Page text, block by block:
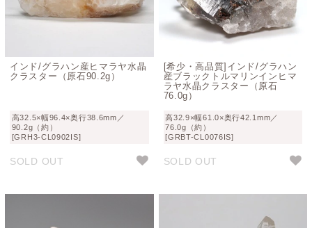
インド/グラハン産ヒマラヤ水晶
クラスター（原石90.2g）
高32.5×幅96.4×奥行38.6mm／
90.2g（約）
[GRH3-CL0902IS]
SOLD OUT
[希少・高品質]インド/グラハン
産ブラックトルマリンインヒマ
ラヤ水晶クラスター（原石
76.0g）
高32.9×幅61.0×奥行42.1mm／
76.0g（約）
[GRBT-CL0076IS]
SOLD OUT